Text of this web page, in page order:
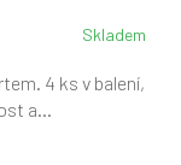
Skladem
4 ks v balení,
a...